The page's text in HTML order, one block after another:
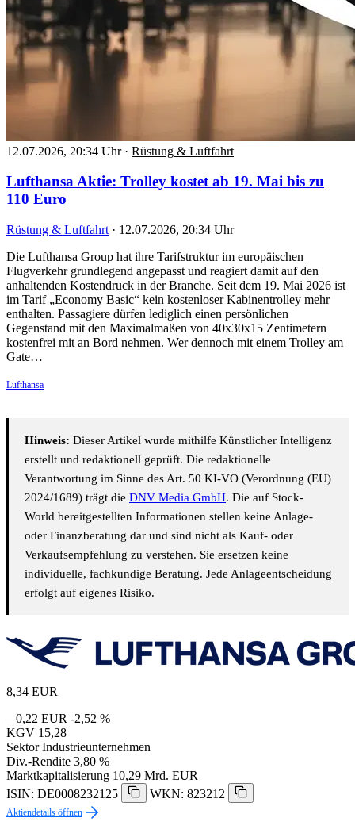
12.07.2026, 20:34 Uhr · Rüstung & Luftfahrt
Lufthansa Aktie: Trolley kostet ab 19. Mai bis zu
110 Euro
Rüstung & Luftfahrt · 12.07.2026, 20:34 Uhr
Die Lufthansa Group hat ihre Tarifstruktur im europäischen
Flugverkehr grundlegend angepasst und reagiert damit auf den
anhaltenden Kostendruck in der Branche. Seit dem 19. Mai 2026 ist
im Tarif „Economy Basic“ kein kostenloser Kabinentrolley mehr
enthalten. Passagiere dürfen lediglich einen persönlichen
Gegenstand mit den Maximalmaßen von 40x30x15 Zentimetern
kostenfrei mit an Bord nehmen. Wer dennoch mit einem Trolley am
Gate…
Lufthansa
Hinweis: Dieser Artikel wurde mithilfe Künstlicher Intelligenz
erstellt und redaktionell geprüft. Die redaktionelle
Verantwortung im Sinne des Art. 50 KI-VO (Verordnung (EU)
2024/1689) trägt die DNV Media GmbH. Die auf Stock-
World bereitgestellten Informationen stellen keine Anlage-
oder Finanzberatung dar und sind nicht als Kauf- oder
Verkaufsempfehlung zu verstehen. Sie ersetzen keine
individuelle, fachkundige Beratung. Jede Anlageentscheidung
erfolgt auf eigenes Risiko.
8,34 EUR
– 0,22 EUR -2,52 %
KGV 15,28
Sektor Industrieunternehmen
Div.-Rendite 3,80 %
Marktkapitalisierung 10,29 Mrd. EUR
ISIN: DE0008232125
WKN: 823212
Aktiendetails öffnen